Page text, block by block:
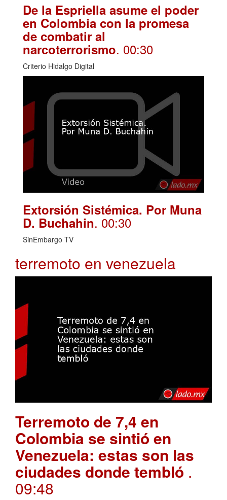
De la Espriella asume el poder
en Colombia con la promesa
de combatir al
narcoterrorismo. 00:30
Criterio Hidalgo Digital
Extorsión Sistémica. Por Muna
D. Buchahin. 00:30
SinEmbargo TV
terremoto en venezuela
Terremoto de 7,4 en
Colombia se sintió en
Venezuela: estas son las
ciudades donde tembló .
09:48